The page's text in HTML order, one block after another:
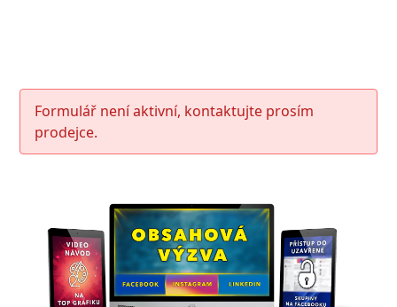
Formulář není aktivní, kontaktujte prosím
prodejce.